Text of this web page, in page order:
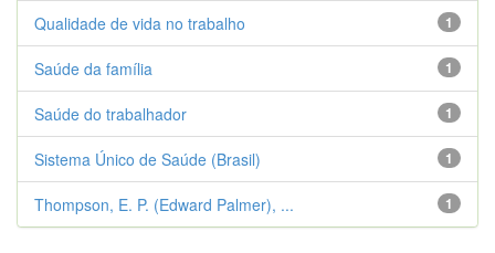
1
Qualidade de vida no trabalho
1
Saúde da família
1
Saúde do trabalhador
1
Sistema Único de Saúde (Brasil)
1
Thompson, E. P. (Edward Palmer), ...